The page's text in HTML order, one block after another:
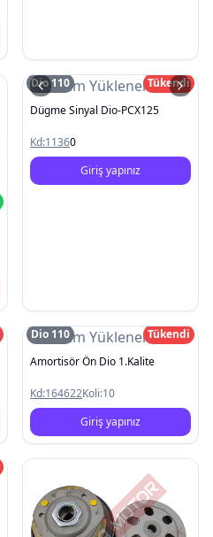
Resim Yüklenemedi
Dio 110
Tükendi
Dügme Sinyal Dio-PCX125
Kd:11360
Giriş yapınız
Resim Yüklenemedi
Dio 110
Tükendi
Amortisör Ön Dio 1.Kalite
Kd:164622Koli:10
Giriş yapınız